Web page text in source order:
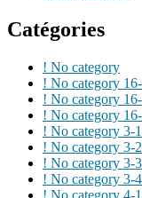
Catégories
! No category
! No category
! No category
! No category
! No category 3-
! No category 3-
! No category 3-
! No category 3-
! No category 4-